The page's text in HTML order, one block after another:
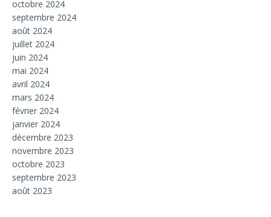
octobre 2024
septembre 2024
août 2024
juillet 2024
juin 2024
mai 2024
avril 2024
mars 2024
février 2024
janvier 2024
décembre 2023
novembre 2023
octobre 2023
septembre 2023
août 2023